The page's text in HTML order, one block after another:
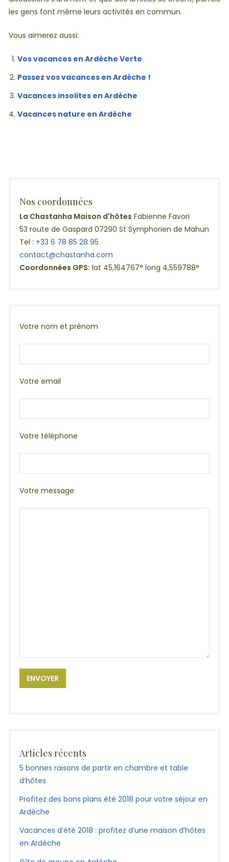
les gens font même leurs activités en commun.
Vous aimerez aussi:
Vos vacances en Ardèche Verte
Passez vos vacances en Ardèche !
Vacances insolites en Ardèche
Vacances nature en Ardèche
Nos coordonnées
La Chastanha Maison d'hôtes Fabienne Favori
53 route de Gaspard 07290 St Symphorien de Mahun
Tel : +33 6 78 85 28 95
contact@chastanha.com
Coordonnées GPS: lat 45,164767° long 4,559788°
Votre nom et prénom
Votre email
Votre téléphone
Votre message
Articles récents
5 bonnes raisons de partir en chambre et table
d’hôtes
Profitez des bons plans été 2018 pour votre séjour en
Ardèche
Vacances d’été 2018 : profitez d’une maison d’hôtes
en Ardèche